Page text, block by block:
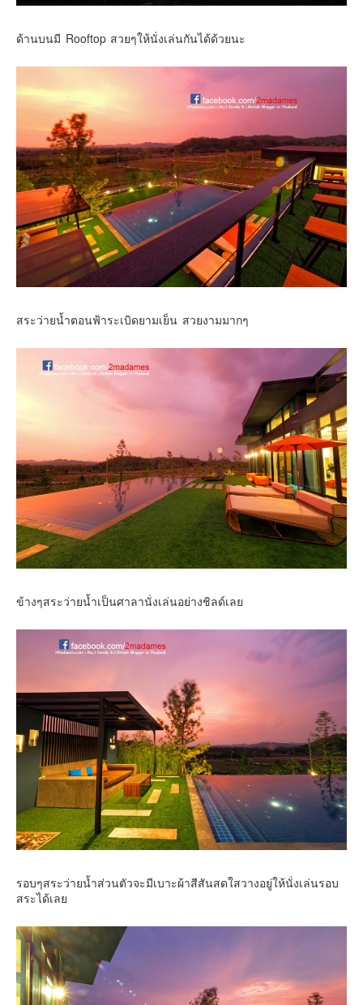
ด้านบนมี Rooftop สวยๆให้นั่งเล่นกันได้ด้วยนะ
สระว่ายน้ำตอนฟ้าระเบิดยามเย็น สวยงามมากๆ
ข้างๆสระว่ายน้ำเป็นศาลานั่งเล่นอย่างชิลด์เลย
รอบๆสระว่ายน้ำส่วนตัวจะมีเบาะผ้าสีสันสดใสวางอยู่ให้นั่งเล่นรอบ
สระได้เลย